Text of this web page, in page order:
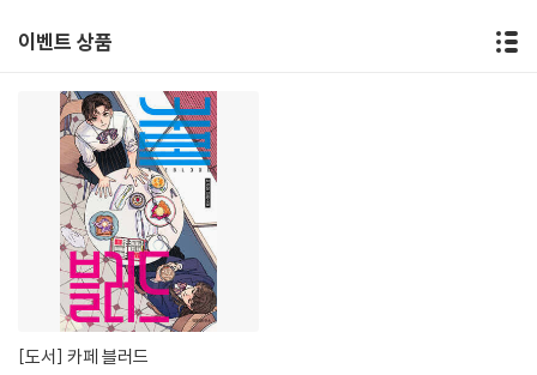
이벤트 상품
[도서] 카페 블러드